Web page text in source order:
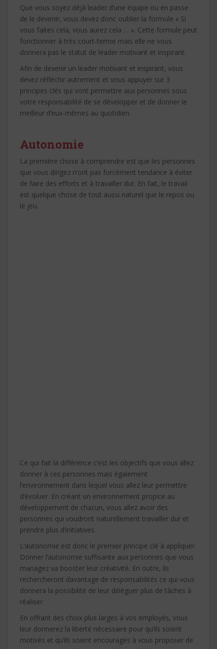
Que vous soyez déjà leader d’une équipe ou en passe
de le devenir, vous devez donc oublier la formule « Si
vous faites cela, vous aurez cela … ». Cette formule peut
fonctionner à très court-terme mais elle ne vous
donnera pas le statut de leader motivant et inspirant.
Afin de devenir un leader motivant et inspirant, vous
devez réfléchir autrement et vous appuyer sur 3
principes clés qui vont permettre aux personnes sous
votre responsabilité de se développer et de donner le
meilleur d’eux-mêmes au quotidien.
Autonomie
La première chose à comprendre est que les personnes
que vous dirigez n’ont pas forcément tendance à éviter
de faire des efforts et à travailler dur. En fait, le travail
est quelque chose de tout aussi naturel que le repos ou
le jeu.
Ce qui fait la différence c’est les objectifs que vous allez
donner à ces personnes mais également
l’environnement dans lequel vous allez leur permettre
d’évoluer. En créant un environnement propice au
développement de chacun, vous allez avoir des
personnes qui voudront naturellement travailler dur et
prendre plus d’initiatives.
L’autonomie est donc le premier principe clé à appliquer.
Donner l’autonomie suffisante aux personnes que vous
managez va booster leur créativité. En outre, ils
rechercheront davantage de responsabilités ce qui vous
donnera la possibilité de leur déléguer plus de tâches à
réaliser.
En offrant des choix plus larges à vos employés, vous
leur donnerez la liberté nécessaire pour qu’ils soient
motivés et qu’ils soient encouragés à vous proposer de